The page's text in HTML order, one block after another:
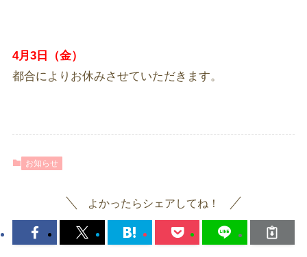
4月3日（金）
都合によりお休みさせていただきます。
お知らせ
よかったらシェアしてね！